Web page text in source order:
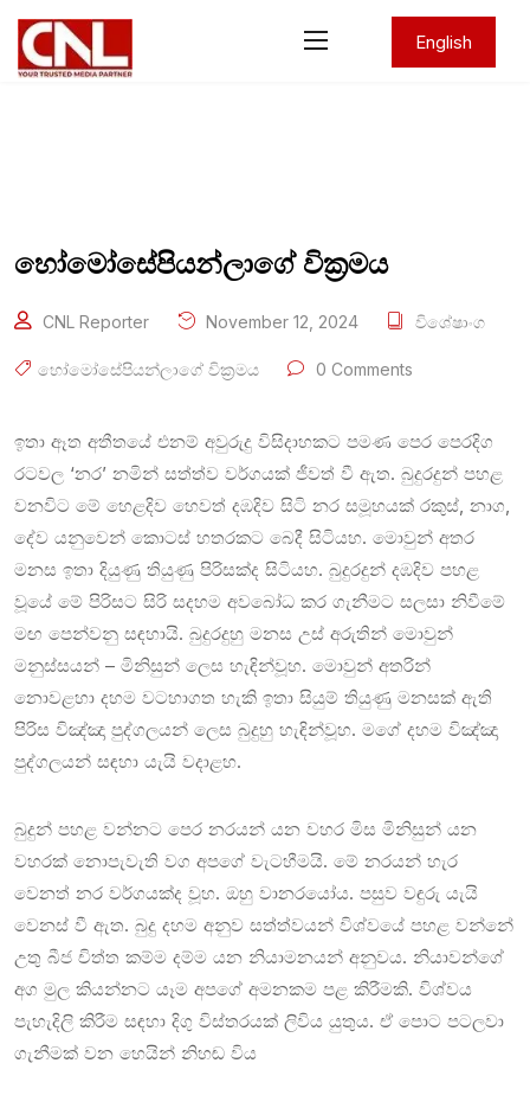
English
හෝමෝසේපියන්ලාගේ වික්‍රමය
CNL Reporter November 12, 2024 විශේෂාංග
හෝමෝසේපියන්ලාගේ වික්‍රමය 0 Comments
ඉතා ඈත අතීතයේ එනම් අවුරුදු විසිදාහකට පමණ පෙර පෙරදිග
රටවල ‘නර’ නමින් සත්ත්ව වර්ගයක් ජීවත් වී ඇත. බුදුරදුන් පහළ
වනවිට මේ හෙළදිව හෙවත් දඹදිව සිටි නර සමූහයක් රකුස්, නාග,
දේව යනුවෙන් කොටස් හතරකට බෙදී සිටියහ. මොවුන් අතර
මනස ඉතා දියුණු තියුණු පිරිසක්ද සිටියහ. බුදුරදුන් දඹදිව පහළ
වූයේ මේ පිරිසට සිරි සදහම අවබෝධ කර ගැනීමට සලසා නිවීමේ
මඟ පෙන්වනු සඳහායි. බුදුරදුහු මනස උස් අරුතින් මොවුන්
මනුස්සයන් – මිනිසුන් ලෙස හැඳින්වූහ. මොවුන් අතරින්
නොවළහා දහම වටහාගත හැකි ඉතා සියුම් තියුණු මනසක් ඇති
පිරිස විඤ්ඤා පුද්ගලයන් ලෙස බුදුහු හැඳින්වූහ. මගේ දහම විඤ්ඤා
පුද්ගලයන් සඳහා යැයි වදාළහ.
බුදුන් පහළ වන්නට පෙර නරයන් යන වහර මිස මිනිසුන් යන
වහරක් නොපැවැති වග අපගේ වැටහීමයි. මේ නරයන් හැර
වෙනත් නර වර්ගයක්ද වූහ. ඔහු වානරයෝය. පසුව වඳුරු යැයි
වෙනස් වී ඇත. බුදු දහම අනුව සත්ත්වයන් විශ්වයේ පහළ වන්නේ
උතු බීජ චිත්ත කම්ම දම්ම යන නියාමනයන් අනුවය. නියාවන්ගේ
අග මුල කියන්නට යෑම අපගේ අමනකම පළ කිරීමකි. විශ්වය
පැහැදිලි කිරීම සඳහා දිගු විස්තරයක් ලිවිය යුතුය. ඒ පොට පටලවා
ගැනීමක් වන හෙයින් නිහඬ විය